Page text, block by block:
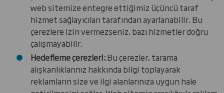
web sitemize entegre ettiğimiz üçüncü taraf
hizmet sağlayıcıları tarafından ayarlanabilir. Bu
çerezlere izin vermezseniz, bazı hizmetler doğru
çalışmayabilir.
Hedefleme çerezleri:Bu çerezler, tarama
alışkanlıklarınız hakkında bilgi toplayarak
reklamların size ve ilgi alanlarınıza uygun hale